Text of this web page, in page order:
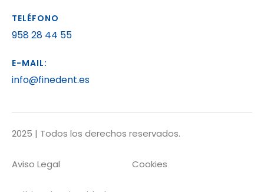
TELÉFONO
958 28 44 55
E-MAIL:
info@finedent.es
2025 | Todos los derechos reservados.
Aviso Legal Cookies